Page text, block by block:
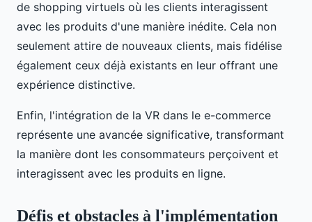
de shopping virtuels où les clients interagissent
avec les produits d'une manière inédite. Cela non
seulement attire de nouveaux clients, mais fidélise
également ceux déjà existants en leur offrant une
expérience distinctive.
Enfin, l'intégration de la VR dans le e-commerce
représente une avancée significative, transformant
la manière dont les consommateurs perçoivent et
interagissent avec les produits en ligne.
Défis et obstacles à l'implémentation